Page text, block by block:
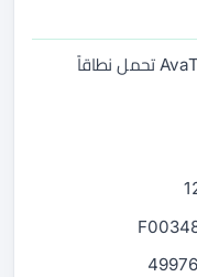
كلا الوسيطين منظمان جيداً، لكن AvaTrade تحمل نطاقاً